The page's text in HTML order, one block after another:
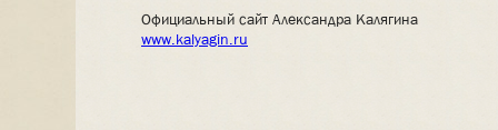
Официальный сайт Александра Калягина
www.kalyagin.ru